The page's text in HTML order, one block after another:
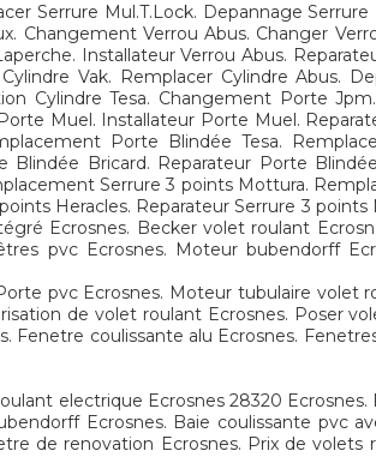
Serrure Mul.T.Lock. Depannage
Changement Verrou Abus. Changer
Installateur Verrou Abus.
Vak. Remplacer Cylindre Abus.
Cylindre Tesa. Changement Porte
Muel. Installateur Porte Muel.
Porte Blindée Tesa.
Bricard. Reparateur Porte
Serrure 3 points Mottura.
Heracles. Reparateur Serrure 3 points
Ecrosnes. Becker volet roulant
pvc Ecrosnes. Moteur bubendorff
pvc Ecrosnes. Moteur tubulaire volet
de volet roulant Ecrosnes. Poser
coulissante alu Ecrosnes.
electrique Ecrosnes 28320
Ecrosnes. Baie coulissante pvc
de renovation Ecrosnes. Prix de volets